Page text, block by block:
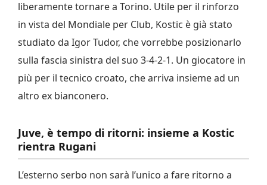
liberamente tornare a Torino. Utile per il rinforzo
in vista del Mondiale per Club, Kostic è già stato
studiato da Igor Tudor, che vorrebbe posizionarlo
sulla fascia sinistra del suo 3-4-2-1. Un giocatore in
più per il tecnico croato, che arriva insieme ad un
altro ex bianconero.
Juve, è tempo di ritorni: insieme a Kostic
rientra Rugani
L’esterno serbo non sarà l’unico a fare ritorno a